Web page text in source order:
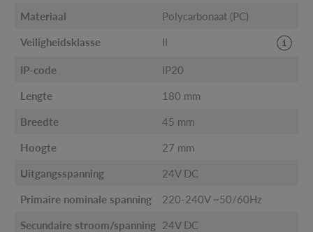
Materiaal Polycarbonaat (PC)
Veiligheidsklasse II
IP-code IP20
Lengte 180 mm
Breedte 45 mm
Hoogte 27 mm
Uitgangsspanning 24V DC
Primaire nominale spanning 220-240V ~50/60Hz
Secundaire stroom/spanning 24V DC